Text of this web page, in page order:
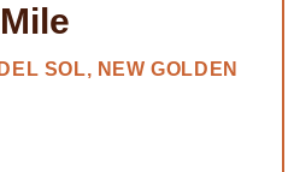
SOL, NEW GOLDEN